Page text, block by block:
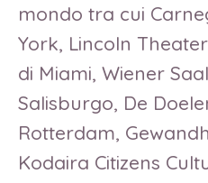
mondo tra cui
York, Lincoln
di Miami, Wiener
Salisburgo, De
Rotterdam,
Kodaira Citizens